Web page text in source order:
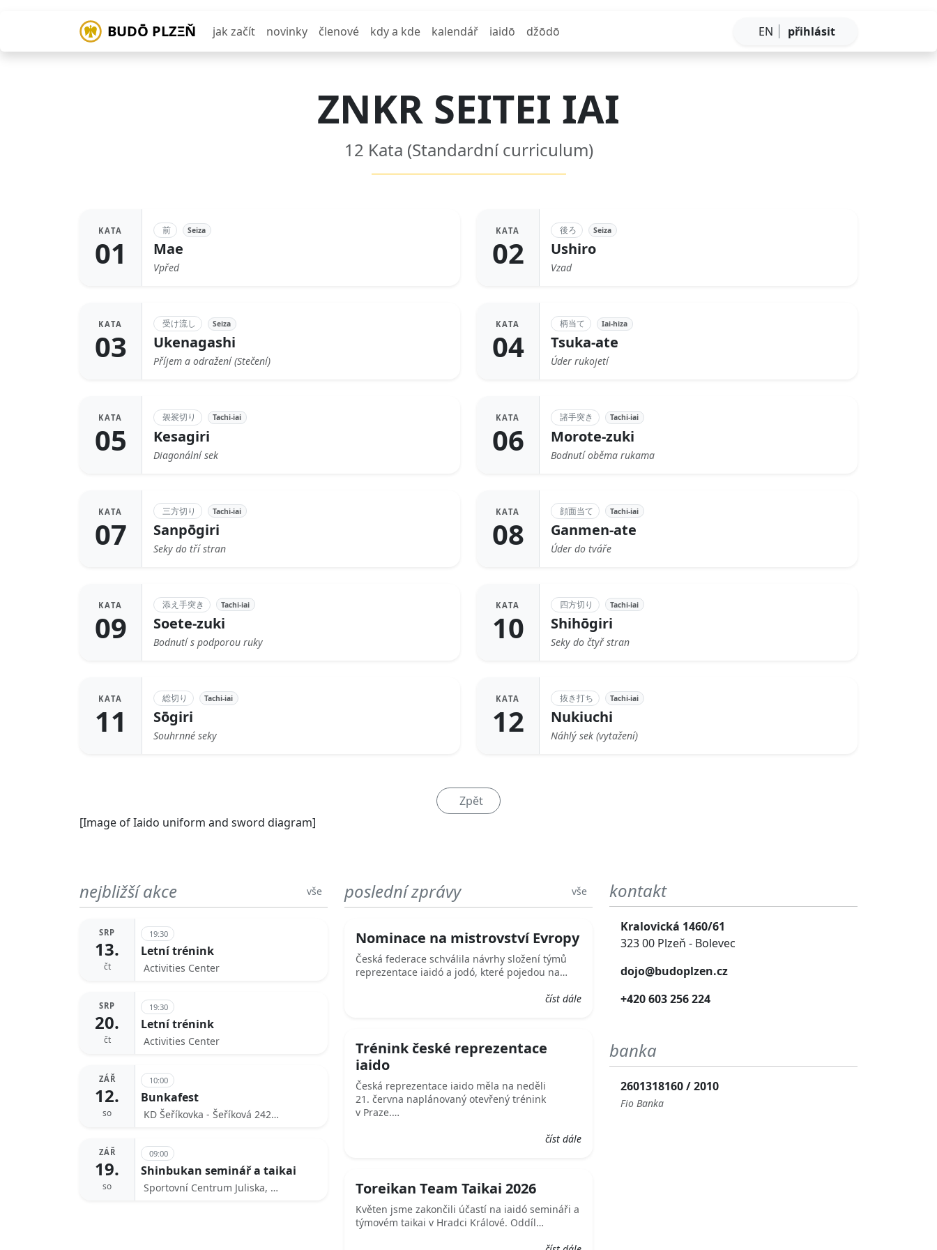
BUDŌ PLZΞŇ jak začít novinky členové kdy a kde kalendář iaidō džōdō EN přihlásit
ZNKR SEITEI IAI
12 Kata (Standardní curriculum)
KATA
01
前 Seiza
Mae
Vpřed
KATA
02
後ろ Seiza
Ushiro
Vzad
KATA
03
受け流し Seiza
Ukenagashi
Příjem a odražení (Stečení)
KATA
04
柄当て Iai-hiza
Tsuka-ate
Úder rukojetí
KATA
05
袈裟切り Tachi-iai
Kesagiri
Diagonální sek
KATA
06
諸手突き Tachi-iai
Morote-zuki
Bodnutí oběma rukama
KATA
07
三方切り Tachi-iai
Sanpōgiri
Seky do tří stran
KATA
08
顔面当て Tachi-iai
Ganmen-ate
Úder do tváře
KATA
09
添え手突き Tachi-iai
Soete-zuki
Bodnutí s podporou ruky
KATA
10
四方切り Tachi-iai
Shihōgiri
Seky do čtyř stran
KATA
11
総切り Tachi-iai
Sōgiri
Souhrnné seky
KATA
12
抜き打ち Tachi-iai
Nukiuchi
Náhlý sek (vytažení)
Zpět
[Image of Iaido uniform and sword diagram]
nejbližší akce vše
SRP
13.
čt
19:30
Letní trénink
Activities Center
SRP
20.
čt
19:30
Letní trénink
Activities Center
ZÁŘ
12.
so
10:00
Bunkafest
KD Šeříkovka - Šeříková 2428/13, 32600 Plzeň 2-Slovany
ZÁŘ
19.
so
09:00
Shinbukan seminář a taikai
Sportovní Centrum Juliska, 160 00 Praha-Praha 6, Česko
poslední zprávy vše
Nominace na mistrovství Evropy
Česká federace schválila návrhy složení týmů
reprezentace iaidó a jodó, které pojedou na…
číst dále
Trénink české reprezentace
iaido
Česká reprezentace iaido měla na neděli
21. června naplánovaný otevřený trénink
v Praze.…
číst dále
Toreikan Team Taikai 2026
Květen jsme zakončili účastí na iaidó semináři a
týmovém taikai v Hradci Králové. Oddíl…
kontakt
Kralovická 1460/61
323 00 Plzeň - Bolevec
dojo@budoplzen.cz
+420 603 256 224
banka
2601318160 / 2010
Fio Banka